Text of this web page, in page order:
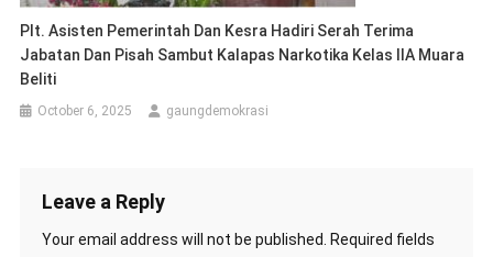
Plt. Asisten Pemerintah Dan Kesra Hadiri Serah Terima
Jabatan Dan Pisah Sambut Kalapas Narkotika Kelas IIA Muara
Beliti
October 6, 2025 gaungdemokrasi
Leave a Reply
Your email address will not be published. Required fields